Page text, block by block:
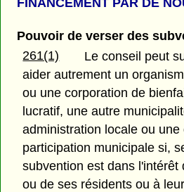
Pouvoir de verser des
261(1)
Le conseil peut
aider autrement un
ou une corporation de
lucratif, une autre
administration locale ou une
participation municipale si,
subvention est dans l'intérêt
ou de ses résidents ou à